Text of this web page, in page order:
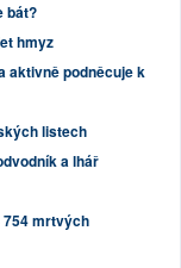
bát?
hmyz
aktivně podněcuje k
listech
a lhář
754 mrtvých